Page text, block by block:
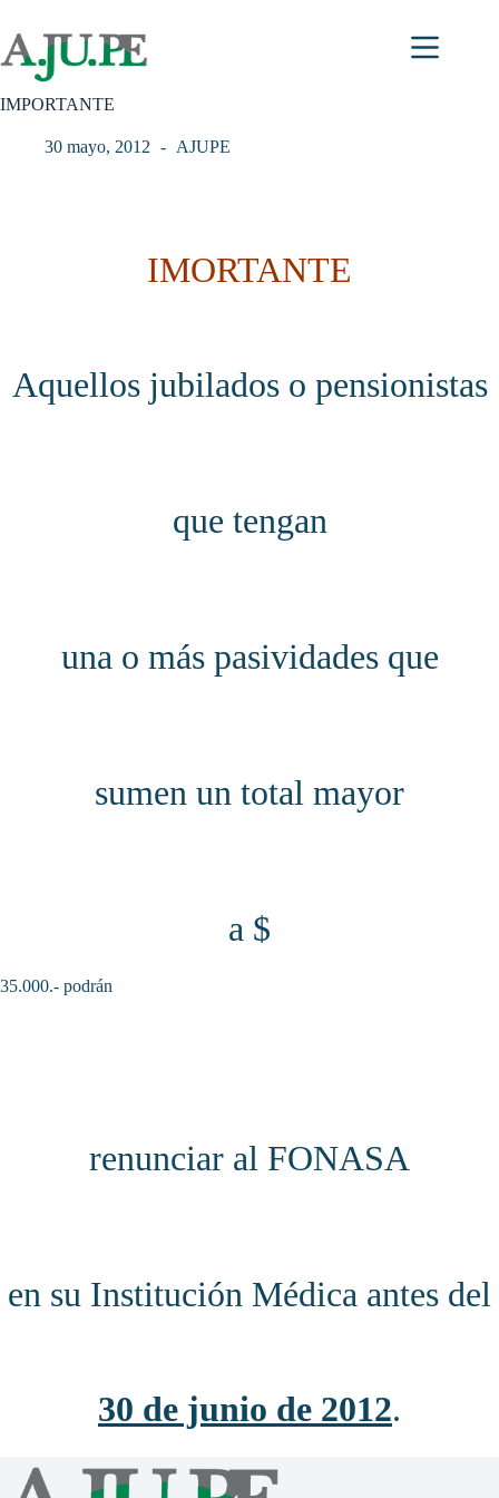
contenido
IMPORTANTE
30 mayo, 2012 AJUPE
IMORTANTE
Aquellos jubilados o pensionistas
que tengan
una o más pasividades que
sumen un total mayor
a $
35.000.- podrán
renunciar al FONASA
en su Institución Médica antes del
30 de junio de 2012.